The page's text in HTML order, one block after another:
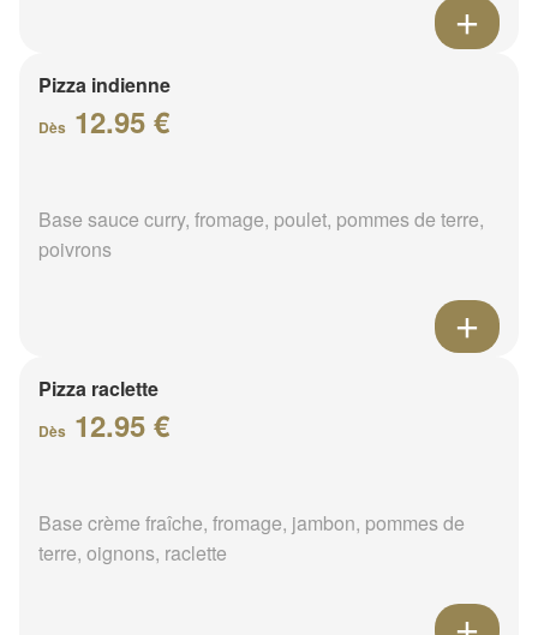
Pizza indienne
Dès 12.95 €
Base sauce curry, fromage, poulet, pommes de terre,
poivrons
Pizza raclette
Dès 12.95 €
Base crème fraîche, fromage, jambon, pommes de
terre, oignons, raclette